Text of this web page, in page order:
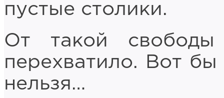
пустые столики.
От такой
перехватило. Вот бы
нельзя…